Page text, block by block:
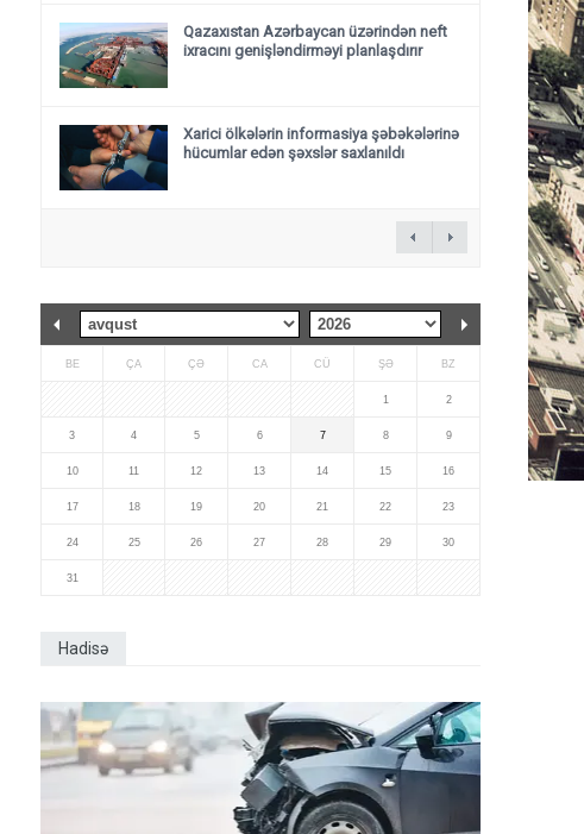
Qazaxıstan Azərbaycan üzərindən neft
ixracını genişləndirməyi planlaşdırır
Xarici ölkələrin informasiya şəbəkələrinə
hücumlar edən şəxslər saxlanıldı
BE ÇA ÇƏ CA CÜ ŞƏ BZ
1 2
3 4 5 6 7 8 9
10 11 12 13 14 15 16
17 18 19 20 21 22 23
24 25 26 27 28 29 30
31
Hadisə